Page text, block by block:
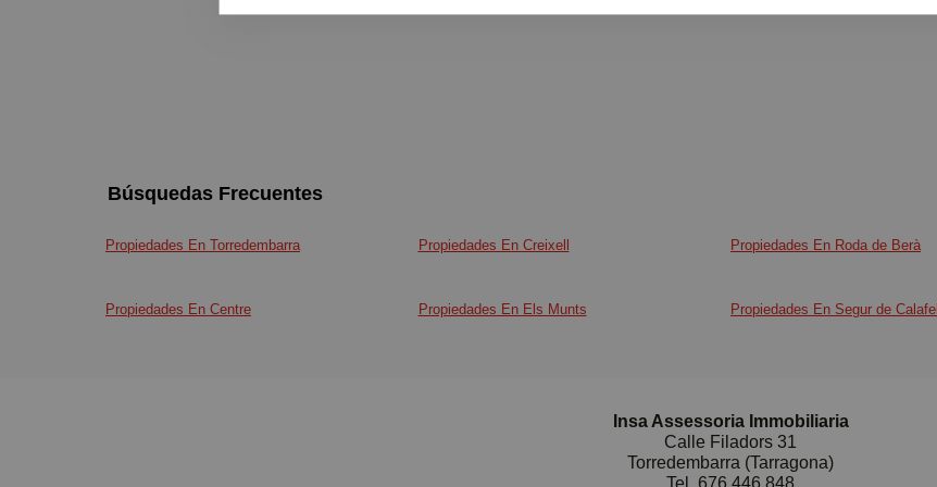
Búsquedas Frecuentes
Propiedades En Torredembarra Propiedades En Creixell Propiedades En Roda de Berà
Propiedades En Centre Propiedades En Els Munts Propiedades En Segur de Calafell
Insa Assessoria Immobiliaria
Calle Filadors 31
Torredembarra (Tarragona)
Tel. 676 446 848